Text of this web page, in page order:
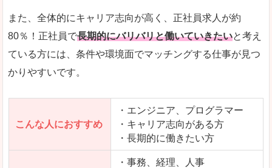
人気度
また、上戸彩さんのCMでおなじみなこともあり
使いやすさ
全体的にオレンジ色のトーンで、見ていても疲れ
「はたらこindex」で「桐生市」の
求人を含んだページを見てみる
また、全体的にキャリア志向が高く、正社員求人が約
80％！正社員で長期的にバリバリと働いていきたいと考え
ている方には、条件や環境面でマッチングする仕事が見つ
かりやすいです。
こんな人におすすめ
・エンジニア、プログラマー
・キャリア志向がある方
・長期的に働きたい方
・事務、経理、人事